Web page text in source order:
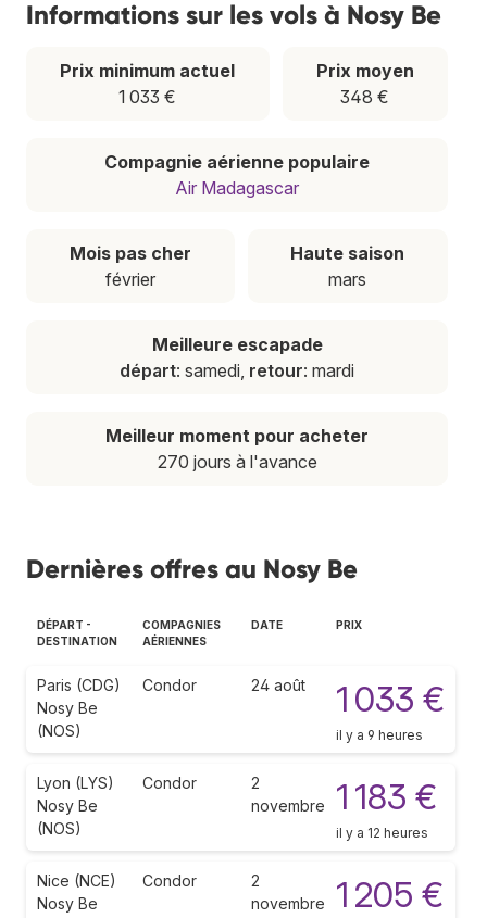
Informations sur les vols à Nosy Be
Prix minimum actuel
1 033 €
Prix moyen
348 €
Compagnie aérienne populaire
Air Madagascar
Mois pas cher
février
Haute saison
mars
Meilleure escapade
départ: samedi, retour: mardi
Meilleur moment pour acheter
270 jours à l'avance
Dernières offres au Nosy Be
DÉPART -
DESTINATION
COMPAGNIES
AÉRIENNES
DATE PRIX
Paris (CDG)
Nosy Be
(NOS)
Condor 24 août 1 033 €
il y a 9 heures
Lyon (LYS)
Nosy Be
(NOS)
Condor
2
novembre
1 183 €
il y a 12 heures
Nice (NCE)
Nosy Be
Condor
2
novembre
1 205 €